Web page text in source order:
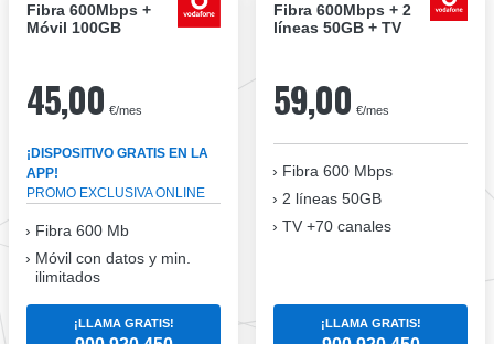
Fibra 600Mbps +
Móvil 100GB
45,00 €/mes
¡DISPOSITIVO GRATIS EN LA
APP!
PROMO EXCLUSIVA ONLINE
Fibra 600 Mb
Móvil con datos y min.
ilimitados
¡LLAMA GRATIS!
Fibra 600Mbps + 2
líneas 50GB + TV
59,00 €/mes
Fibra 600 Mbps
2 líneas 50GB
TV +70 canales
¡LLAMA GRATIS!